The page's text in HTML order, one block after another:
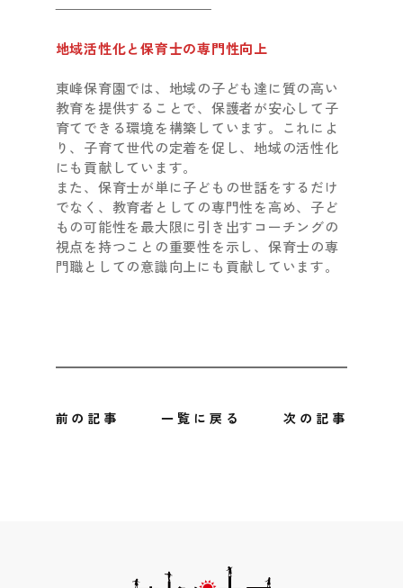
地域活性化と保育士の専門性向上
東峰保育園では、地域の子ども達に質の高い
教育を提供することで、保護者が安心して子
育てできる環境を構築しています。これによ
り、子育て世代の定着を促し、地域の活性化
にも貢献しています。
また、保育士が単に子どもの世話をするだけ
でなく、教育者としての専門性を高め、子ど
もの可能性を最大限に引き出すコーチングの
視点を持つことの重要性を示し、保育士の専
門職としての意識向上にも貢献しています。
前の記事 次の記事
一覧に戻る